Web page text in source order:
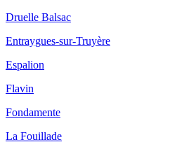
Druelle Balsac
Entraygues-sur-Truyère
Espalion
Flavin
Fondamente
La Fouillade